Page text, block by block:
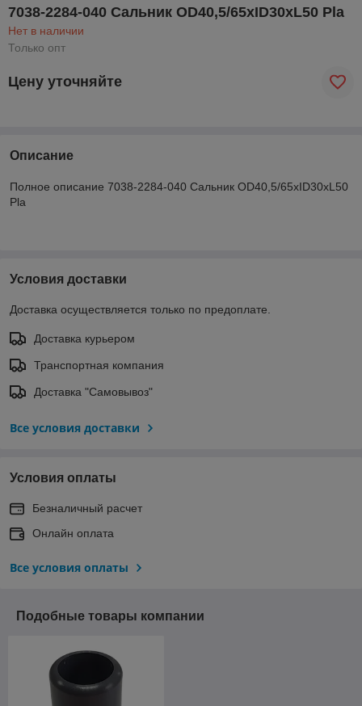
7038-2284-040 Сальник OD40,5/65xID30xL50 Pla
Нет в наличии
Только опт
Цену уточняйте
Описание
Полное описание 7038-2284-040 Сальник OD40,5/65xID30xL50
Pla
Условия доставки
Доставка осуществляется только по предоплате.
Доставка курьером
Транспортная компания
Доставка "Самовывоз"
Все условия доставки
Условия оплаты
Безналичный расчет
Онлайн оплата
Все условия оплаты
Подобные товары компании